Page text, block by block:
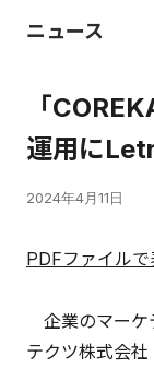
ニュース
「
運用に
2024年4月11日
PDFファイルで
企業のマーケ
テクツ株式会